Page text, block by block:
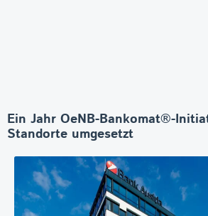
Ein Jahr OeNB-Bankomat®-
Standorte umgesetzt